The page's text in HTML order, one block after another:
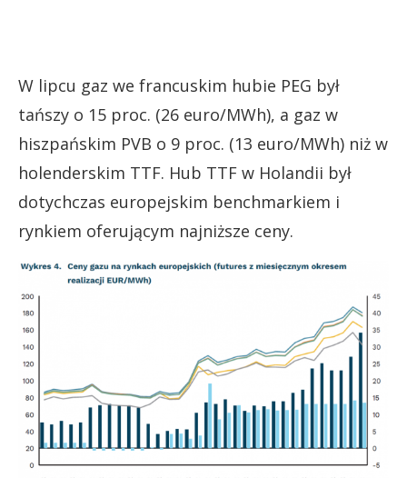
W lipcu gaz we francuskim hubie PEG był
tańszy o 15 proc. (26 euro/MWh), a gaz w
hiszpańskim PVB o 9 proc. (13 euro/MWh) niż w
holenderskim TTF. Hub TTF w Holandii był
dotychczas europejskim benchmarkiem i
rynkiem oferującym najniższe ceny.